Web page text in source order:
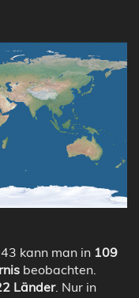
kann man in 109
beobachten.
Länder. Nur in